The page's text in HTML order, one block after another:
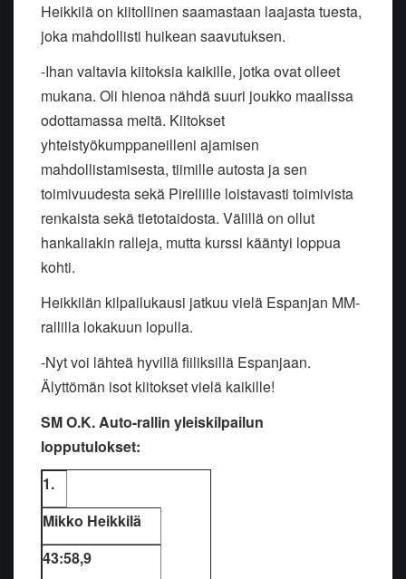
Heikkilä on kiitollinen saamastaan laajasta tuesta,
joka mahdollisti huikean saavutuksen.
-Ihan valtavia kiitoksia kaikille, jotka ovat olleet
mukana. Oli hienoa nähdä suuri joukko maalissa
odottamassa meitä. Kiitokset
yhteistyökumppaneilleni ajamisen
mahdollistamisesta, tiimille autosta ja sen
toimivuudesta sekä Pirellille loistavasti toimivista
renkaista sekä tietotaidosta. Välillä on ollut
hankaliakin ralleja, mutta kurssi kääntyi loppua
kohti.
Heikkilän kilpailukausi jatkuu vielä Espanjan MM-
rallilla lokakuun lopulla.
-Nyt voi lähteä hyvillä fiiliksillä Espanjaan.
Älyttömän isot kiitokset vielä kaikille!
SM O.K. Auto-rallin yleiskilpailun
lopputulokset:
1.
Mikko Heikkilä
43:58,9